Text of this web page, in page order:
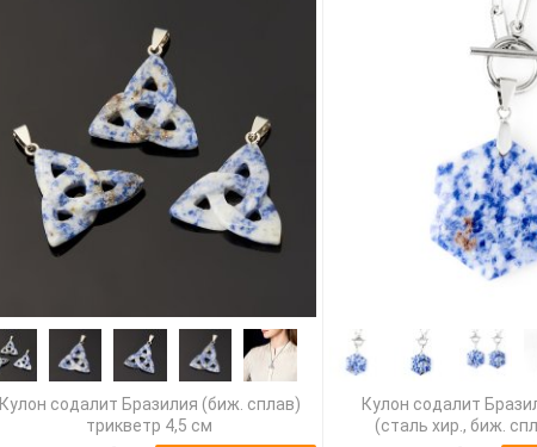
Кулон содалит Бразилия (биж. сплав)
трикветр 4,5 см
Кулон содалит
(сталь хир., биж.